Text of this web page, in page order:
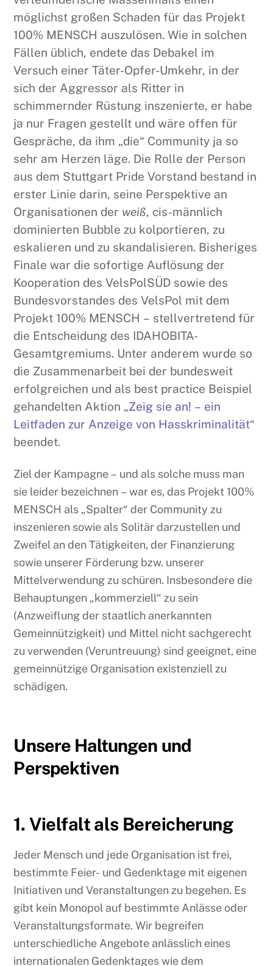
möglichst großen Schaden für das Projekt
100% MENSCH auszulösen. Wie in solchen
Fällen üblich, endete das Debakel im
Versuch einer Täter-Opfer-Umkehr, in der
sich der Aggressor als Ritter in
schimmernder Rüstung inszenierte, er habe
ja nur Fragen gestellt und wäre offen für
Gespräche, da ihm „die“ Community ja so
sehr am Herzen läge. Die Rolle der Person
aus dem Stuttgart Pride Vorstand bestand in
erster Linie darin, seine Perspektive an
Organisationen der weiß, cis-männlich
dominierten Bubble zu kolportieren, zu
eskalieren und zu skandalisieren. Bisheriges
Finale war die sofortige Auflösung der
Kooperation des VelsPolSÜD sowie des
Bundesvorstandes des VelsPol mit dem
Projekt 100% MENSCH – stellvertretend für
die Entscheidung des IDAHOBITA-
Gesamtgremiums. Unter anderem wurde so
die Zusammenarbeit bei der bundesweit
erfolgreichen und als best practice Beispiel
gehandelten Aktion „Zeig sie an! – ein
Leitfaden zur Anzeige von Hasskriminalität“
beendet.
Ziel der Kampagne – und als solche muss man
sie leider bezeichnen – war es, das Projekt 100%
MENSCH als „Spalter“ der Community zu
inszenieren sowie als Solitär darzustellen und
Zweifel an den Tätigkeiten, der Finanzierung
sowie unserer Förderung bzw. unserer
Mittelverwendung zu schüren. Insbesondere die
Behauptungen „kommerziell“ zu sein
(Anzweiflung der staatlich anerkannten
Gemeinnützigkeit) und Mittel nicht sachgerecht
zu verwenden (Veruntreuung) sind geeignet, eine
gemeinnützige Organisation existenziell zu
schädigen.
Unsere Haltungen und
Perspektiven
1. Vielfalt als Bereicherung
Jeder Mensch und jede Organisation ist frei,
bestimmte Feier- und Gedenktage mit eigenen
Initiativen und Veranstaltungen zu begehen. Es
gibt kein Monopol auf bestimmte Anlässe oder
Veranstaltungsformate. Wir begreifen
unterschiedliche Angebote anlässlich eines
internationalen Gedenktages wie dem